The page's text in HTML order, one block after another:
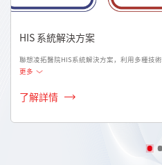
HIS 系統解決方案
聯想凌拓醫院HIS系統解決方案，利用多種技
更多
了解詳情